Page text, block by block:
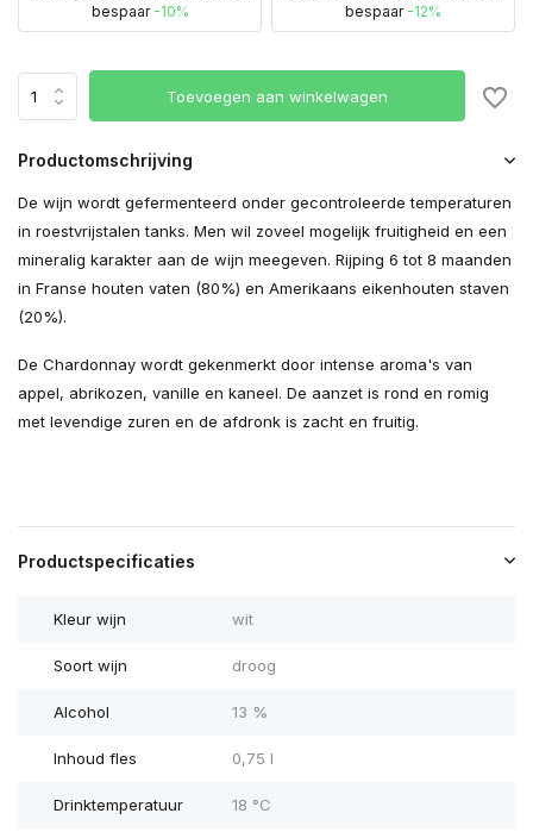
bespaar -10%
bespaar -12%
Toevoegen aan winkelwagen
Productomschrijving
De wijn wordt gefermenteerd onder gecontroleerde temperaturen
in roestvrijstalen tanks. Men wil zoveel mogelijk fruitigheid en een
mineralig karakter aan de wijn meegeven. Rijping 6 tot 8 maanden
in Franse houten vaten (80%) en Amerikaans eikenhouten staven
(20%).
De Chardonnay wordt gekenmerkt door intense aroma's van
appel, abrikozen, vanille en kaneel. De aanzet is rond en romig
met levendige zuren en de afdronk is zacht en fruitig.
Productspecificaties
Kleur wijn wit
Soort wijn droog
Alcohol 13 %
Inhoud fles 0,75 l
Drinktemperatuur 18 °C